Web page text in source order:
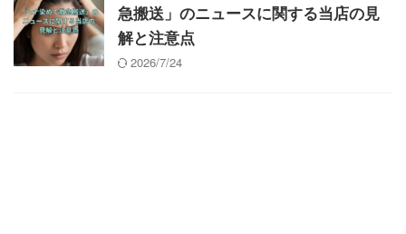
急搬送」のニュースに関する当店の見
解と注意点
2026/7/24